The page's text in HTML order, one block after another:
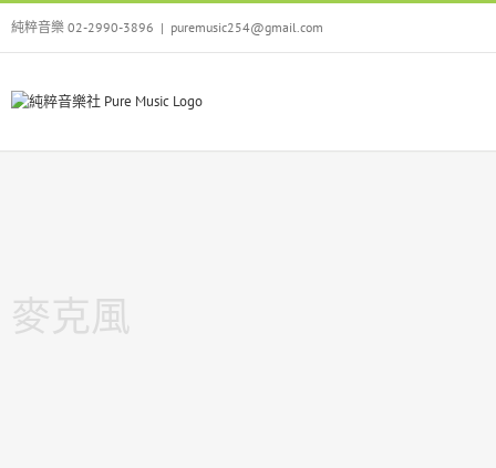
Skip
content
純粹音樂 02-2990-3896 | puremusic254@gmail.com
麥克風